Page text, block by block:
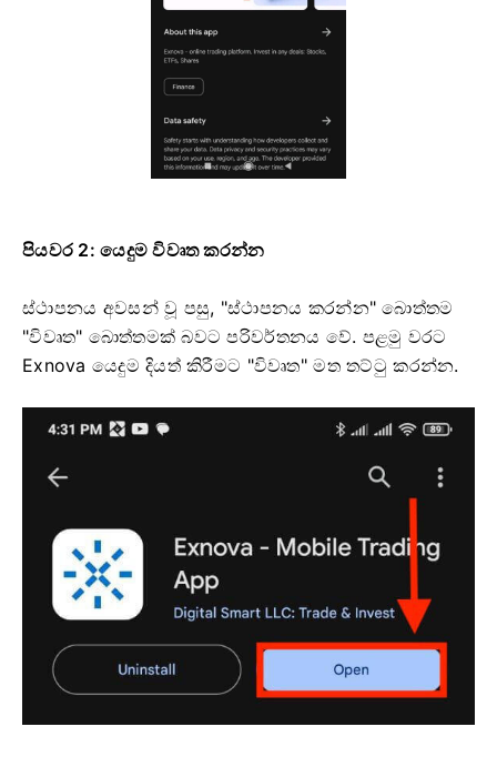
පියවර 2: යෙදුම විවෘත කරන්න
ස්ථාපනය අවසන් වූ පසු, "ස්ථාපනය කරන්න" බොත්තම
"විවෘත" බොත්තමක් බවට පරිවර්තනය වේ. පළමු වරට
Exnova යෙදුම දියත් කිරීමට "විවෘත" මත තට්ටු කරන්න.